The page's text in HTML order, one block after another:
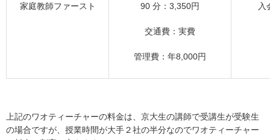
家庭教師ファースト 90 分：3,350円
交通費：実費
管理費：年8,000円
入
上記のワオティーチャーの料金は、京大生の講師で受講生が受験生
の場合ですが、授業時間が大手２社の半分なのでワオティーチャー